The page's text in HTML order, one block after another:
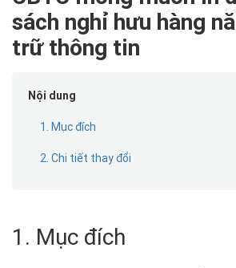
sách nghỉ hưu hàng
trữ thông tin
Nội dung
1. Mục đích
2. Chi tiết thay đổi
1. Mục đích